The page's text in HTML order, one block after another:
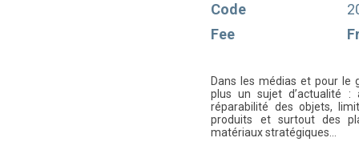
Code
Fee
Dans les médias et pour le
plus un sujet d’actualité
réparabilité des objets,
produits et surtout des
matériaux stratégiques…